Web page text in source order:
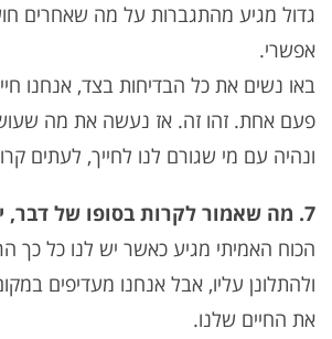
גדול מגיע מהתגברות על מה שאחרים
אפשרי.
באו נשים את כל הבדיחות בצד, אנחנו
פעם אחת. זהו זה. אז נעשה את מה
ונהיה עם מי שגורם לנו לחייך, לעתים
7. מה שאמור לקרות בסופו של דבר, יקרה
הכוח האמיתי מגיע כאשר יש לנו כל כך
ולהתלונן עליו, אבל אנחנו מעדיפים
את החיים שלנו.